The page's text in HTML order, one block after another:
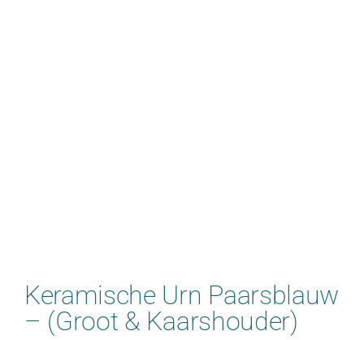
Keramische Urn Paarsblauw
– (Groot & Kaarshouder)